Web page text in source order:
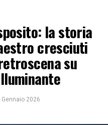
la storia
cresciuti
su
Gennaio 2026